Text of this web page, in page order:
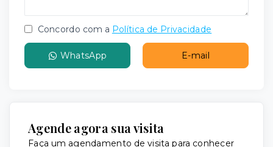
Concordo com a Política de Privacidade
WhatsApp E-mail
Agende agora sua visita
Faça um agendamento de visita para conhecer